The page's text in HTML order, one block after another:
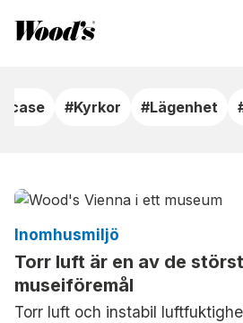
#Kyrkor #Lägenhet
Inomhusmiljö
Torr luft är en av de
museiföremål
Torr luft och instabil